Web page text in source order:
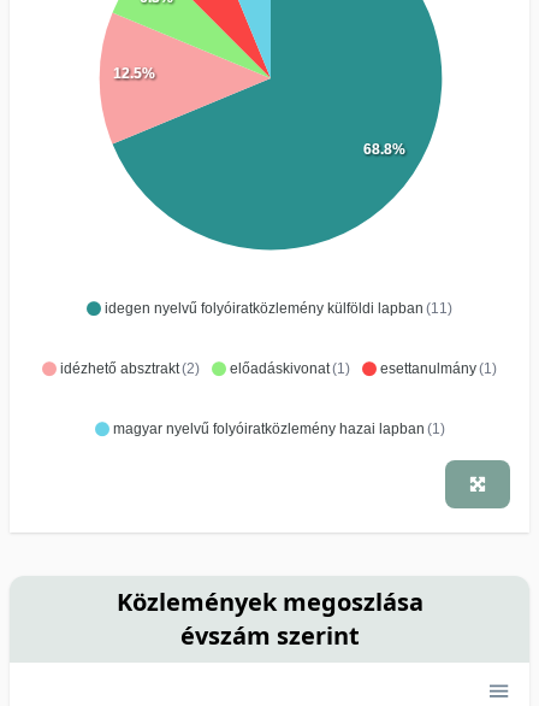
idegen nyelvű folyóiratközlemény külföldi lapban (11)
idézhető absztrakt(2) előadáskivonat(1) esettanulmány(1)
magyar nyelvű folyóiratközlemény hazai lapban (1)
68.8%
12.5%
Közlemények megoszlása
évszám szerint